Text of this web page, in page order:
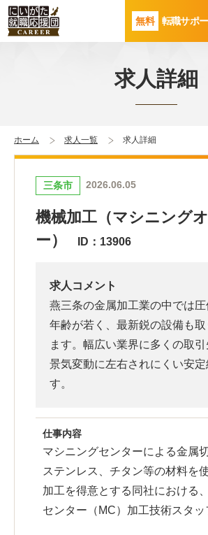
無料 転職サポ
求人詳細
ホーム 求人一覧 求人詳細
三条市 2026.06.05
機械加工（マシニング
ー）
ID：13906
求人コメント
燕三条の金属加工業の中では
年齢が若く、最新鋭の設備も
ます。幅広い業界に多くの取引
景気変動に左右されにくい安
す。
仕事内容
マシニングセンターによる金属
ステンレス、チタン等の材料を
加工を得意とする同社における
センター（MC）加工技術スタッ